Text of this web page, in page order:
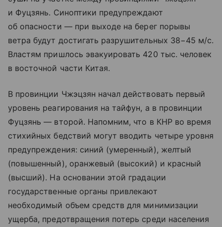
и Фуцзянь. Синоптики предупреждают
об опасности — при выходе на берег порывы
ветра будут достигать разрушительных 38−45 м/с.
Властям пришлось эвакуировать 420 тыс. человек
в восточной части Китая.
В провинции Чжэцзян начал действовать первый
уровень реагирования на тайфун, а в провинции
Фуцзянь — второй. Напомним, что в КНР во время
стихийных бедствий могут вводить четыре уровня
предупреждения: синий (умеренный), желтый
(повышенный), оранжевый (высокий) и красный
(высший). На основании этой градации
государственные органы привлекают
необходимый объем средств для минимизации
ущерба, предотвращения потерь среди населения